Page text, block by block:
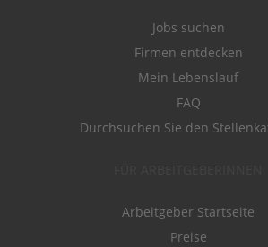
Jobs suchen
Firmen entdecken
Mein Lebenslauf
FAQ
Durchsuchen Sie den
Arbeitgeber Startseite
Preise